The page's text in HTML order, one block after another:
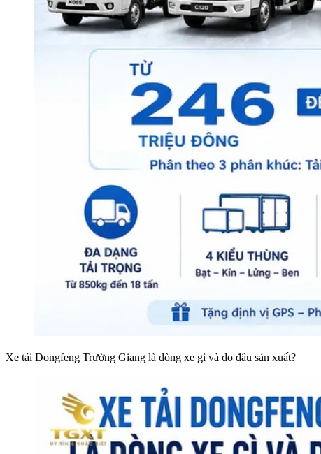
Xe tải Dongfeng Trường Giang là dòng xe gì và do đâu sản xuất?